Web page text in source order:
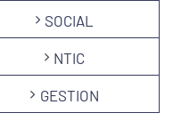
SOCIAL
NTIC
GESTION